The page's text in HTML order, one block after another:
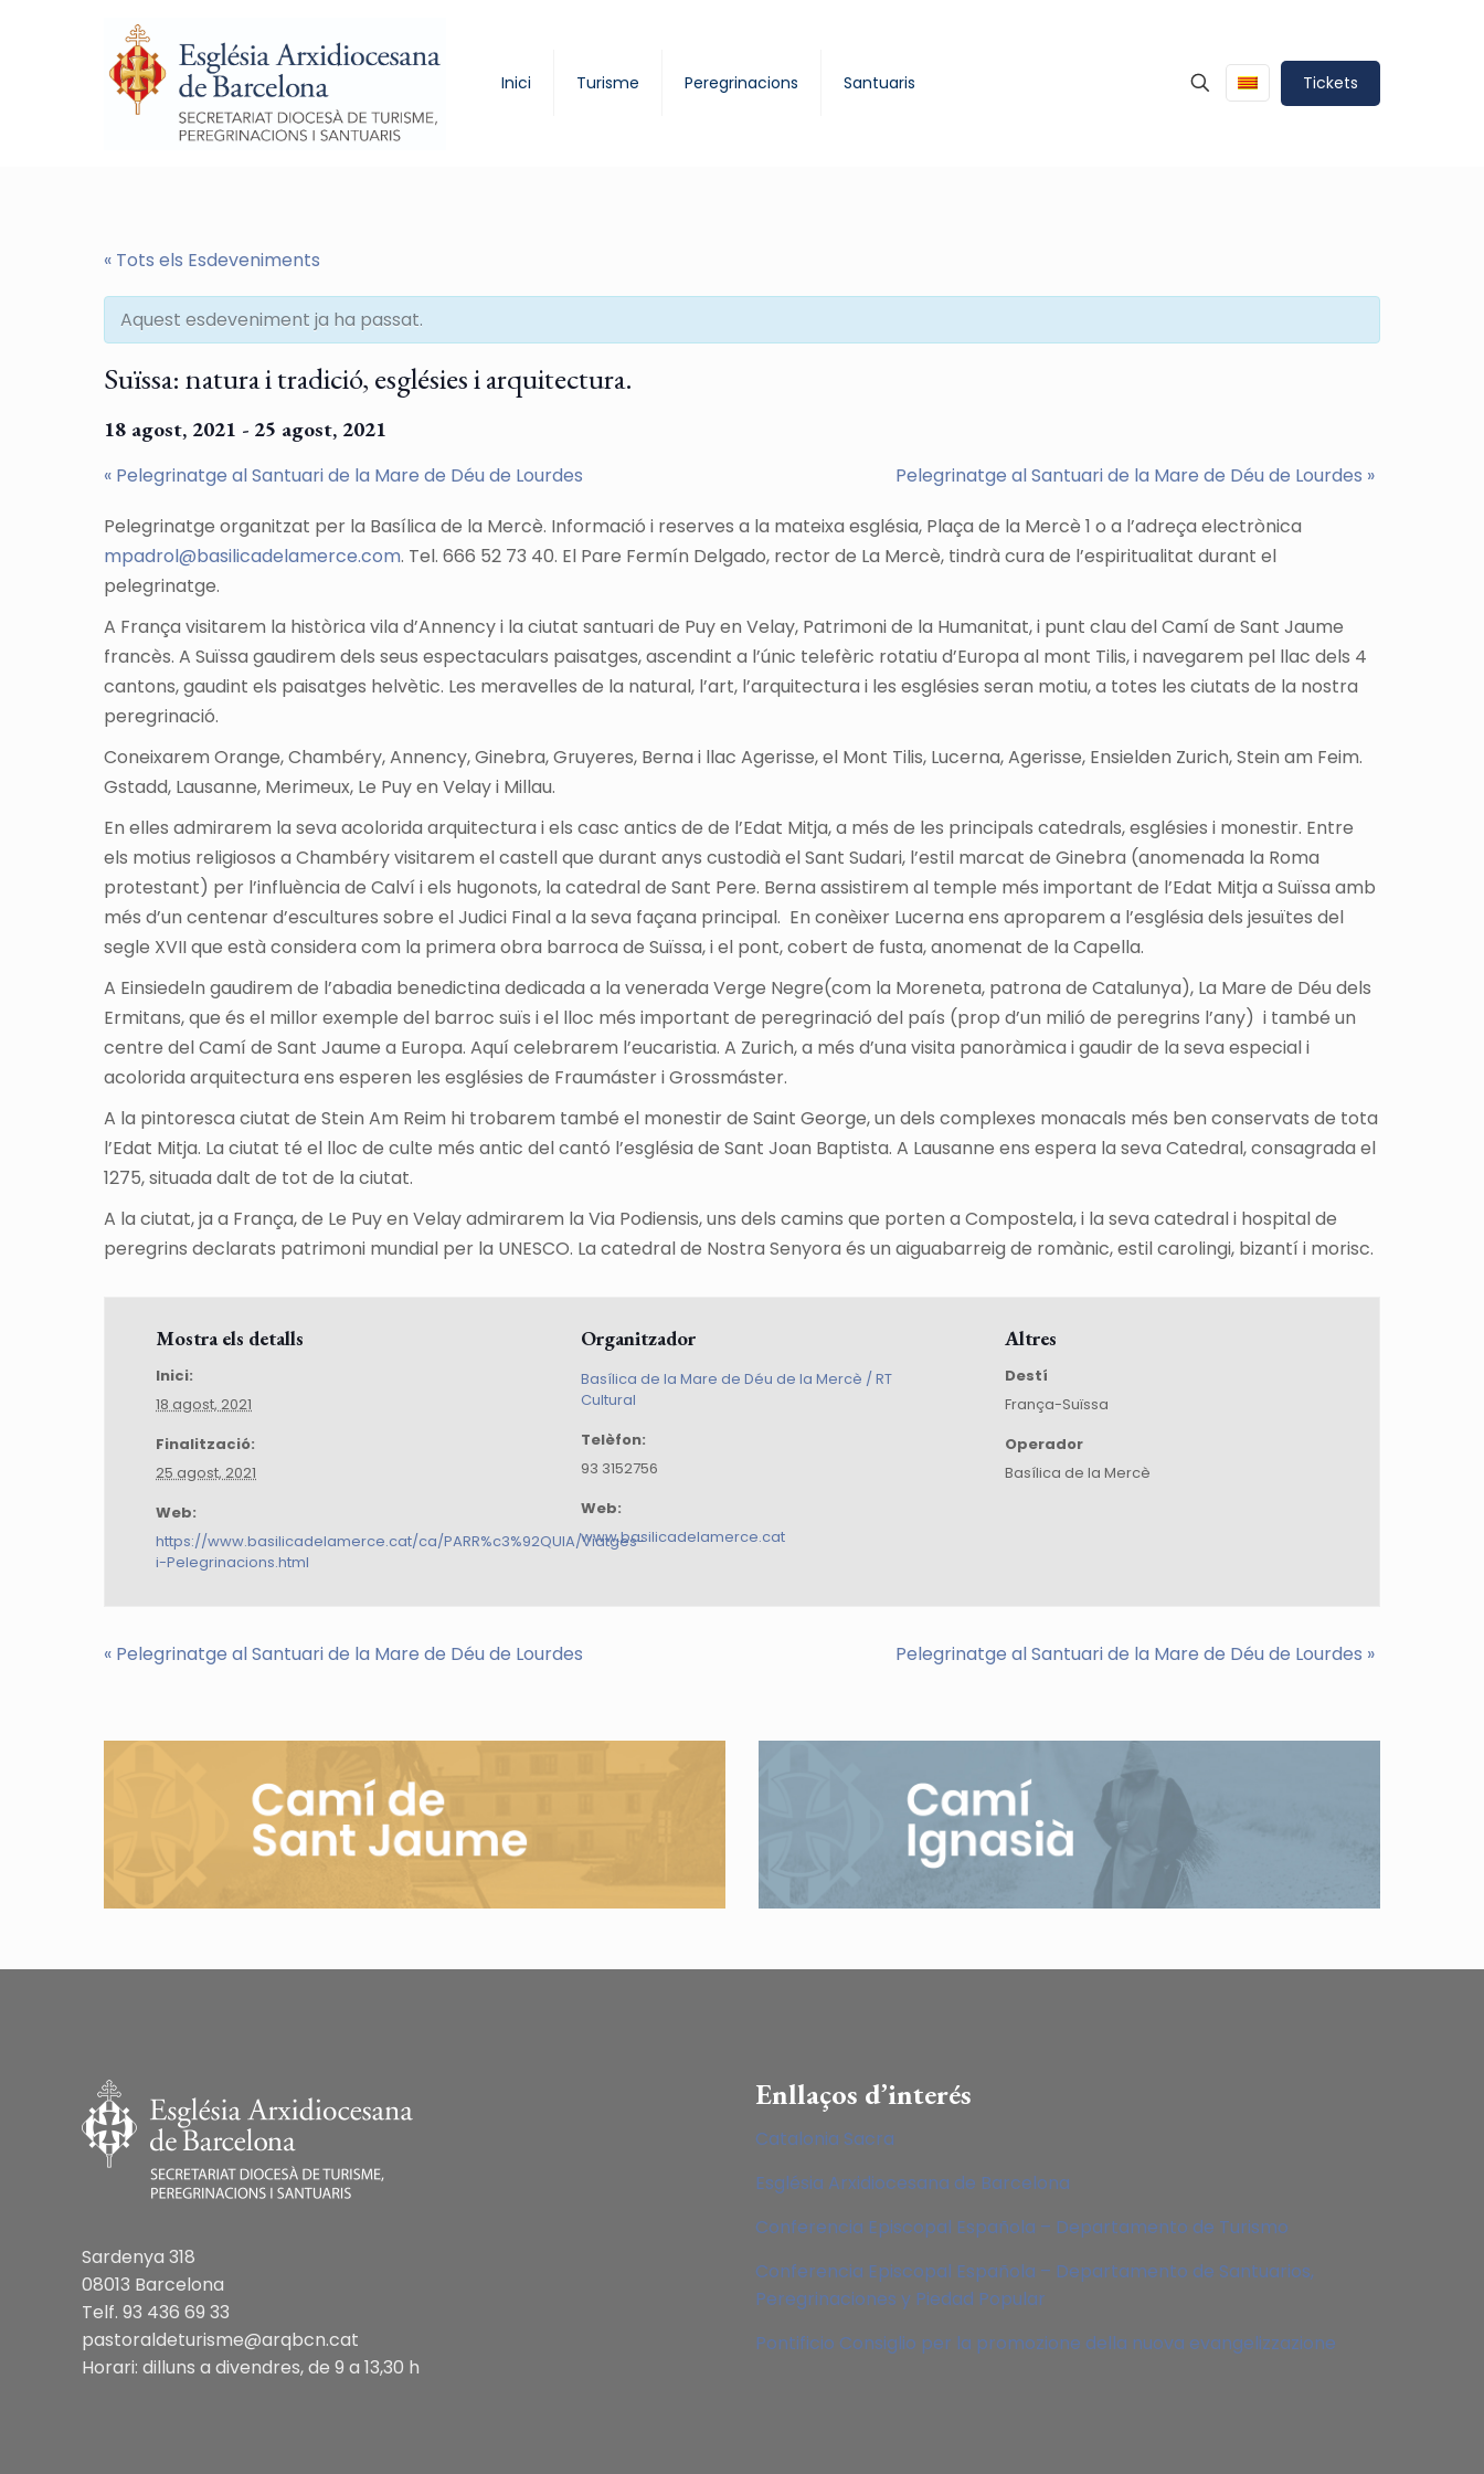
Inici Turisme Peregrinacions Santuaris Tickets
« Tots els Esdeveniments
Aquest esdeveniment ja ha passat.
Suïssa: natura i tradició, esglésies i arquitectura.
18 agost, 2021 - 25 agost, 2021
« Pelegrinatge al Santuari de la Mare de Déu de Lourdes Pelegrinatge al Santuari de la Mare de Déu de Lourdes »
Pelegrinatge organitzat per la Basílica de la Mercè. Informació i reserves a la mateixa església, Plaça de la Mercè 1 o a l’adreça electrònica
mpadrol@basilicadelamerce.com. Tel. 666 52 73 40. El Pare Fermín Delgado, rector de La Mercè, tindrà cura de l’espiritualitat durant el
pelegrinatge.
A França visitarem la històrica vila d’Annency i la ciutat santuari de Puy en Velay, Patrimoni de la Humanitat, i punt clau del Camí de Sant Jaume
francès. A Suïssa gaudirem dels seus espectaculars paisatges, ascendint a l’únic telefèric rotatiu d’Europa al mont Tilis, i navegarem pel llac dels 4
cantons, gaudint els paisatges helvètic. Les meravelles de la natural, l’art, l’arquitectura i les esglésies seran motiu, a totes les ciutats de la nostra
peregrinació.
Coneixarem Orange, Chambéry, Annency, Ginebra, Gruyeres, Berna i llac Agerisse, el Mont Tilis, Lucerna, Agerisse, Ensielden Zurich, Stein am Feim.
Gstadd, Lausanne, Merimeux, Le Puy en Velay i Millau.
En elles admirarem la seva acolorida arquitectura i els casc antics de de l’Edat Mitja, a més de les principals catedrals, esglésies i monestir. Entre
els motius religiosos a Chambéry visitarem el castell que durant anys custodià el Sant Sudari, l’estil marcat de Ginebra (anomenada la Roma
protestant) per l’influència de Calví i els hugonots, la catedral de Sant Pere. Berna assistirem al temple més important de l’Edat Mitja a Suïssa amb
més d’un centenar d’escultures sobre el Judici Final a la seva façana principal. En conèixer Lucerna ens aproparem a l’església dels jesuïtes del
segle XVII que està considera com la primera obra barroca de Suïssa, i el pont, cobert de fusta, anomenat de la Capella.
A Einsiedeln gaudirem de l’abadia benedictina dedicada a la venerada Verge Negre(com la Moreneta, patrona de Catalunya), La Mare de Déu dels
Ermitans, que és el millor exemple del barroc suïs i el lloc més important de peregrinació del país (prop d’un milió de peregrins l’any) i també un
centre del Camí de Sant Jaume a Europa. Aquí celebrarem l’eucaristia. A Zurich, a més d’una visita panoràmica i gaudir de la seva especial i
acolorida arquitectura ens esperen les esglésies de Fraumáster i Grossmáster.
A la pintoresca ciutat de Stein Am Reim hi trobarem també el monestir de Saint George, un dels complexes monacals més ben conservats de tota
l’Edat Mitja. La ciutat té el lloc de culte més antic del cantó l’església de Sant Joan Baptista. A Lausanne ens espera la seva Catedral, consagrada el
1275, situada dalt de tot de la ciutat.
A la ciutat, ja a França, de Le Puy en Velay admirarem la Via Podiensis, uns dels camins que porten a Compostela, i la seva catedral i hospital de
peregrins declarats patrimoni mundial per la UNESCO. La catedral de Nostra Senyora és un aiguabarreig de romànic, estil carolingi, bizantí i morisc.
Mostra els detalls
Inici:
18 agost, 2021
Finalització:
25 agost, 2021
Web:
https://www.basilicadelamerce.cat/ca/PARR%c3%92QUIA/Viatges-
i-Pelegrinacions.html
Organitzador
Basílica de la Mare de Déu de la Mercè / RT
Cultural
Telèfon:
93 3152756
Web:
www.basilicadelamerce.cat
Altres
Destí
França-Suïssa
Operador
Basílica de la Mercè
« Pelegrinatge al Santuari de la Mare de Déu de Lourdes Pelegrinatge al Santuari de la Mare de Déu de Lourdes »
Sardenya 318
08013 Barcelona
Telf. 93 436 69 33
pastoraldeturisme@arqbcn.cat
Horari: dilluns a divendres, de 9 a 13,30 h
Enllaços d’interés
Catalonia Sacra
Església Arxidiocesana de Barcelona
Conferencia Episcopal Española – Departamento de Turismo
Conferencia Episcopal Española – Departamento de Santuarios,
Peregrinaciones y Piedad Popular
Pontificio Consiglio per la promozione della nuova evangelizzazione